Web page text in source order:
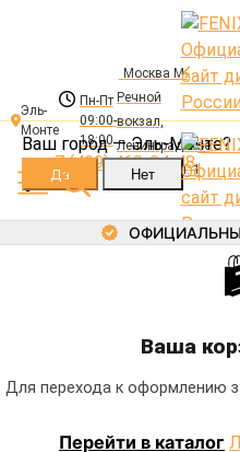
+7 (499) 460-04-48
Эль-
Монте
Ваш город —Эль-Монте?
Пн-Пт
09:00-
18:00
Москва М.
Речной
вокзал,
Ленинградское
ш., 94, корп. 1
Аккумуляторы
Крепления
Аксессуары
Ваша
Для перехода к оформлению
Перейти в каталог
Авторизация
Электронная почта
Главная
Фонари